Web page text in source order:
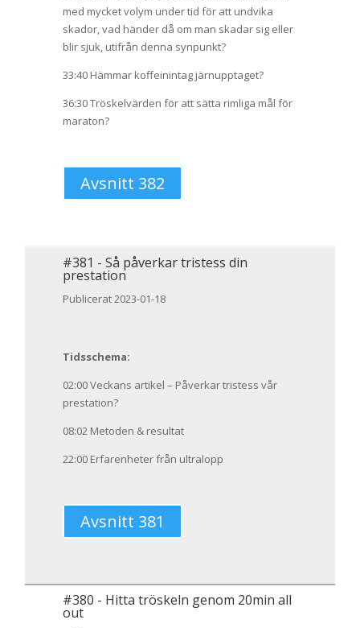
med mycket volym under tid för att undvika
skador, vad händer då om man skadar sig eller
blir sjuk, utifrån denna synpunkt?
33:40 Hämmar koffeinintag järnupptaget?
36:30 Tröskelvärden för att sätta rimliga mål för
maraton?
Avsnitt 382
#381 - Så påverkar tristess din
prestation
Publicerat 2023-01-18
Tidsschema:
02:00 Veckans artikel – Påverkar tristess vår
prestation?
08:02 Metoden & resultat
22:00 Erfarenheter från ultralopp
Avsnitt 381
#380 - Hitta tröskeln genom 20min all
out